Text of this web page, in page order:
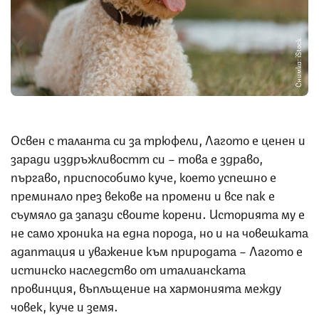
Снимка: iStock
Освен с таланта си за трюфели, Лагото е ценен и
заради издръжливостт си – това е здраво,
пъргаво, приспособимо куче, което успешно е
преминало през векове на промени и все пак е
съумяло да запази своите корени. Историята му е
не само хроника на една порода, но и на човешката
адаптация и уважение към природата – Лагото е
истинско наследство от италианската
провинция, въплъщение на хармонията между
човек, куче и земя.